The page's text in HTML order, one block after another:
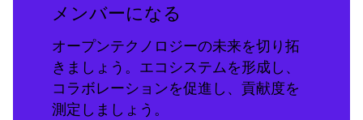
メンバーになる
オープンテクノロジーの未来を切り拓
きましょう。エコシステムを形成し、
コラボレーションを促進し、貢献度を
測定しましょう。